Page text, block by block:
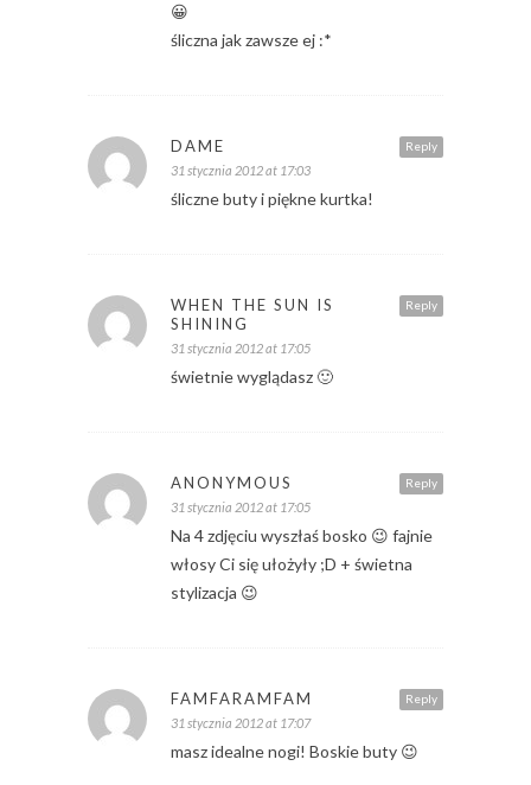
😀
śliczna jak zawsze ej :*
Reply
DAME
31 stycznia 2012 at 17:03
śliczne buty i piękne kurtka!
Reply
WHEN THE SUN IS
SHINING
31 stycznia 2012 at 17:05
świetnie wyglądasz 🙂
Reply
ANONYMOUS
31 stycznia 2012 at 17:05
Na 4 zdjęciu wyszłaś bosko 😉 fajnie
włosy Ci się ułożyły ;D + świetna
stylizacja 😉
Reply
FAMFARAMFAM
31 stycznia 2012 at 17:07
masz idealne nogi! Boskie buty 😉